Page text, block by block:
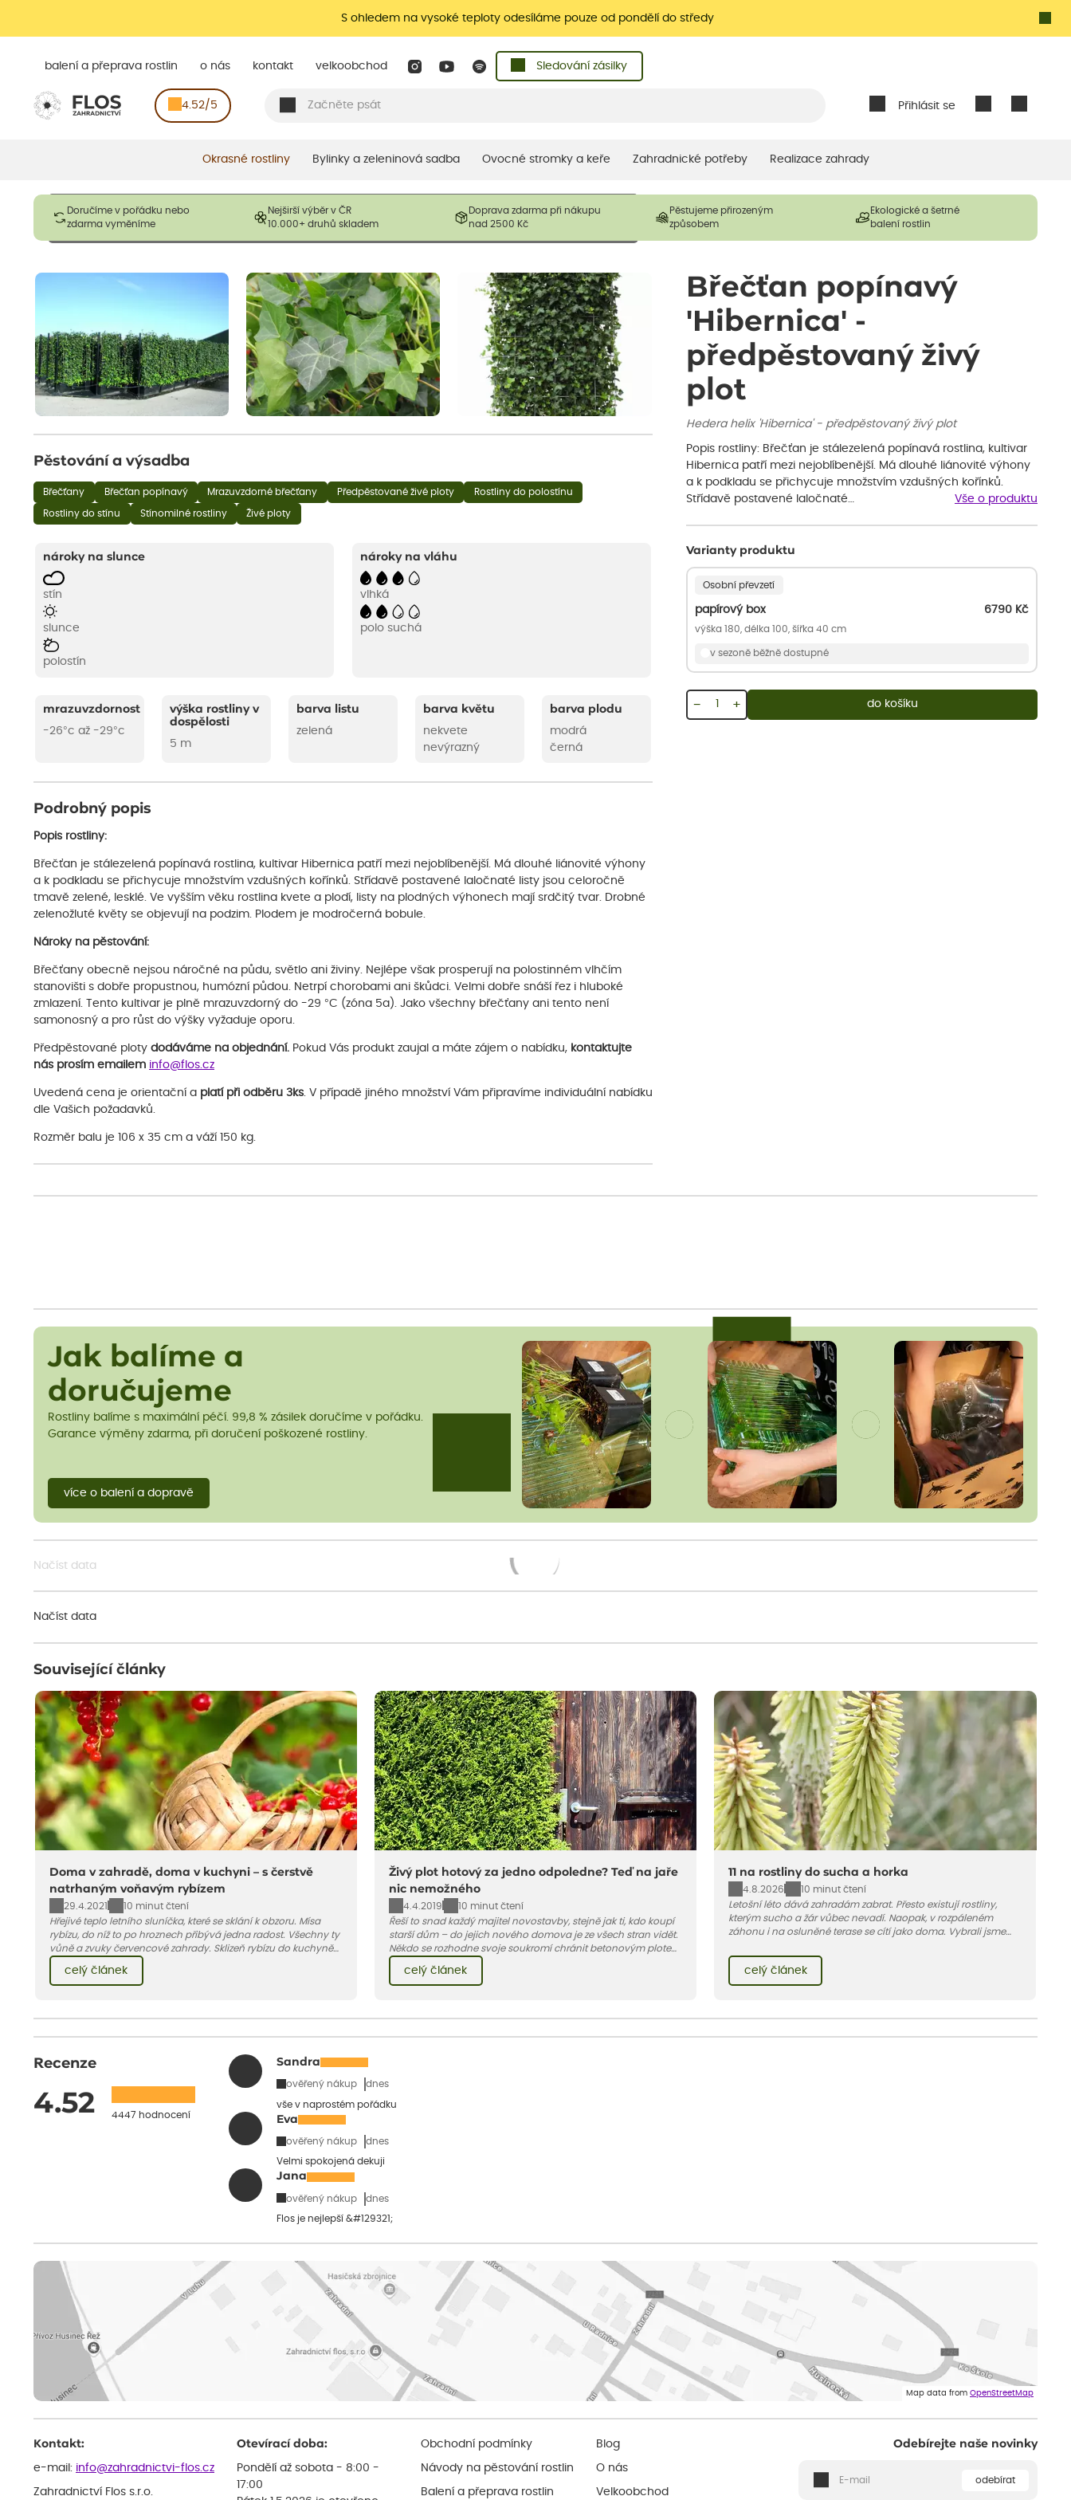
S ohledem na vysoké teploty odesíláme pouze od pondělí do středy
Přihlásit se
balení a přeprava rostlin o nás kontakt velkoobchod Sledování zásilky
4.52/5
Okrasné rostliny Bylinky a zeleninová sadba Ovocné stromky a keře Zahradnické potřeby Realizace zahrady
Doručíme v pořádku nebo
zdarma vyměníme
Nejširší výběr v ČR
10.000+ druhů skladem
Doprava zdarma při nákupu
nad 2500 Kč
Pěstujeme přirozeným
způsobem
Ekologické a šetrné
balení rostlin
Břečťan popínavý
'Hibernica' -
předpěstovaný živý
plot
Hedera helix 'Hibernica' - předpěstovaný živý plot
Popis rostliny: Břečťan je stálezelená popínavá rostlina, kultivar
Hibernica patří mezi nejoblíbenější. Má dlouhé liánovité výhony
a k podkladu se přichycuje množstvím vzdušných kořínků.
Střídavě postavené laločnaté…
Vše o produktu
Varianty produktu
Osobní převzetí
papírový box 6790 Kč
výška 180, délka 100, šířka 40 cm
v sezoně běžně dostupné
+
− do košíku
Obrázky slouží pouze pro ilustrační účely a mají reprezentovat prodávané produkty. V závislosti na sezónnosti mohou být
opadavé rostliny dodávány v dormantním stavu a bez listů. Rostliny mohou být také sestřiženy níže, než je uvedená
Pěstování a výsadba
Břečťany Břečťan popínavý Mrazuvzdorné břečťany Předpěstované živé ploty Rostliny do polostínu
Rostliny do stínu Stínomilné rostliny Živé ploty
nároky na slunce
stín
slunce
polostín
nároky na vláhu
vlhká
polo suchá
mrazuvzdornost
-26°c až -29°c
výška rostliny v
dospělosti
5 m
barva listu
zelená
barva květu
nekvete
nevýrazný
barva plodu
modrá
černá
Podrobný popis
Popis rostliny:
Břečťan je stálezelená popínavá rostlina, kultivar Hibernica patří mezi nejoblíbenější. Má dlouhé liánovité výhony
a k podkladu se přichycuje množstvím vzdušných kořínků. Střídavě postavené laločnaté listy jsou celoročně
tmavě zelené, lesklé. Ve vyšším věku rostlina kvete a plodí, listy na plodných výhonech mají srdčitý tvar. Drobné
zelenožluté květy se objevují na podzim. Plodem je modročerná bobule.
Nároky na pěstování:
Břečťany obecně nejsou náročné na půdu, světlo ani živiny. Nejlépe však prosperují na polostinném vlhčím
stanovišti s dobře propustnou, humózní půdou. Netrpí chorobami ani škůdci. Velmi dobře snáší řez i hluboké
zmlazení. Tento kultivar je plně mrazuvzdorný do -29 °C (zóna 5a). Jako všechny břečťany ani tento není
samonosný a pro růst do výšky vyžaduje oporu.
Předpěstované ploty dodáváme na objednání. Pokud Vás produkt zaujal a máte zájem o nabídku, kontaktujte
nás prosím emailem info@flos.cz
Uvedená cena je orientační a platí při odběru 3ks. V případě jiného množství Vám připravíme individuální nabídku
dle Vašich požadavků.
Rozměr balu je 106 x 35 cm a váží 150 kg.
Jak balíme a
doručujeme
Rostliny balíme s maximální péčí. 99,8 % zásilek doručíme v pořádku.
Garance výměny zdarma, při doručení poškozené rostliny.
více o balení a dopravě
Načíst data
Načíst data
Související články
Doma v zahradě, doma v kuchyni – s čerstvě
natrhaným voňavým rybízem
29.4.2021
10 minut čtení
Hřejivé teplo letního sluníčka, které se sklání k obzoru. Mísa
rybízu, do níž to po hroznech přibývá jedna radost. Všechny ty
vůně a zvuky červencové zahrady. Sklizeň rybízu do kuchyně
vnese neuvěřitelný klid a radost. A taky trochu bezstarostnosti
dětství při mlsání babiččina drobenkového koláče s rybízem.
celý článek
Živý plot hotový za jedno odpoledne? Teď na jaře
nic nemožného
4.4.2019
10 minut čtení
Řeší to snad každý majitel novostavby, stejně jak ti, kdo koupí
starší dům – do jejich nového domova je ze všech stran vidět.
Někdo se rozhodne svoje soukromí chránit betonovým plotem,
jiní se spokojí s rákosem, který dají na klasický drátěný nebo
dřevěný plot. Lidé, kteří mají rádi zeleň, nedají dopustit na živý
plot. Kdo má ale čekat, než vyroste?
celý článek
11 na rostliny do sucha a horka
4.8.2026
10 minut čtení
Letošní léto dává zahradám zabrat. Přesto existují rostliny,
kterým sucho a žár vůbec nevadí. Naopak, v rozpáleném
záhonu i na osluněné terase se cítí jako doma. Vybrali jsme
léto bez pravidelné zálivky. Pojďme se podívat, které to jsou.
celý článek
Recenze
4.52 4447 hodnocení
Sandra
ověřený nákup dnes
vše v naprostém pořádku
Eva
ověřený nákup dnes
Velmi spokojená dekuji
Jana
ověřený nákup dnes
Flos je nejlepší &#129321;
Map data from OpenStreetMap
Kontakt:
e-mail: info@zahradnictvi-flos.cz
Zahradnictví Flos s.r.o.
Otevírací doba:
Pondělí až sobota - 8:00 -
17:00
Obchodní podmínky
Návody na pěstování rostlin
Balení a přeprava rostlin
Blog
O nás
Velkoobchod
Odebírejte naše novinky
odebírat